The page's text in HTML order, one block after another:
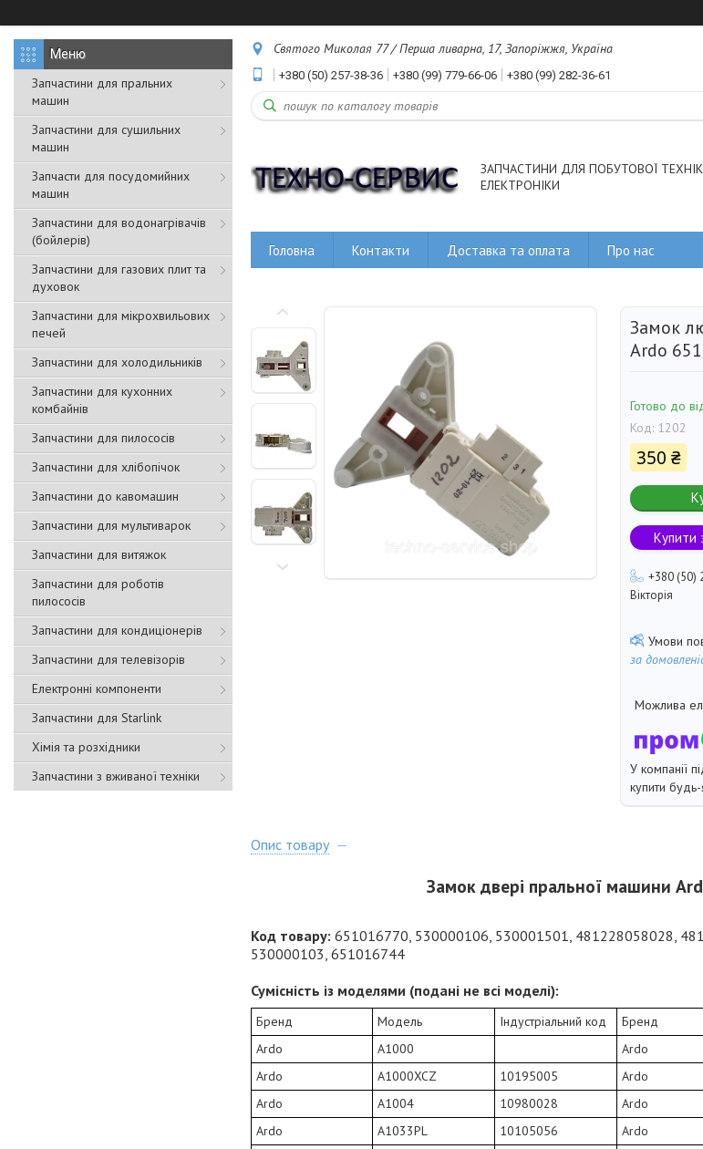
Запчастини для пральних
машин
Запчастини для сушильних
машин
Запчасти для посудомийних
машин
Запчастини для водонагрівачів
(бойлерів)
Запчастини для газових плит та
духовок
Запчастини для мікрохвильових
печей
Запчастини для холодильників
Запчастини для кухонних
комбайнів
Запчастини для пилососів
Запчастини для хлібопічок
Запчастини до кавомашин
Запчастини для мультиварок
Запчастини для витяжок
Запчастини для роботів
пилососів
Запчастини для кондиціонерів
Запчастини для телевізорів
Електронні компоненти
Запчастини для Starlink
Хімія та розхідники
Запчастини з вживаної техніки
Святого Миколая 77 / Перша ливарна, 17, Запоріжжя, Україна
+380 (50) 257-38-36 +380 (99) 779-66-06 +380 (99) 282-36-61
ЗАПЧАСТИНИ ДЛЯ ПОБУТОВОЇ
ЕЛЕКТРОНІКИ
Головна Контакти Доставка та оплата Про нас
Замок
Ardo
Готово до
Код: 1202
350 ₴
Купити
+380 (50)
Вікторія
за
У компанії
купити
Опис товару
Замок двері пральної машини
Код товару: 651016770, 530000106, 530001501, 481228058028,
530000103, 651016744
Сумісність із моделями (подані не всі моделі):
Бренд Модель Індустріальний код Бренд
Ardo
A1000 Ardo
Ardo
A1000XCZ 10195005 Ardo
Ardo
A1004 10980028 Ardo
Ardo
A1033PL 10105056 Ardo